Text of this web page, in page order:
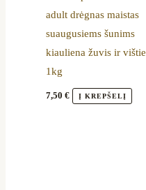
adult drėgnas maistas
suaugusiems šunims
kiauliena žuvis ir
1kg
7,50€ Į KREPŠELĮ